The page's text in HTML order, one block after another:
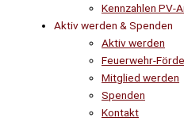
Kennzahlen PV-
Aktiv werden & Spenden
Aktiv werden
Feuerwehr-
Mitglied werden
Spenden
Kontakt